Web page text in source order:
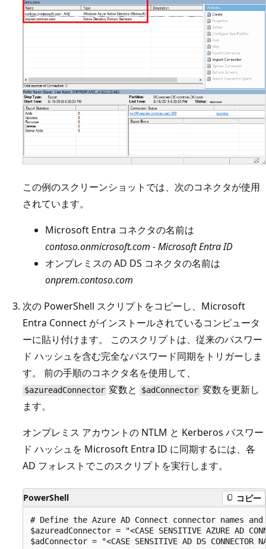
この例のスクリーンショットでは、次のコネクタが使用
されています。
Microsoft Entra コネクタの名前は
contoso.onmicrosoft.com - Microsoft Entra ID
オンプレミスの AD DS コネクタの名前は
onprem.contoso.com
次の PowerShell スクリプトをコピーし、Microsoft
Entra Connect がインストールされているコンピュータ
ーに貼り付けます。 このスクリプトは、従来のパスワー
ド ハッシュを含む完全なパスワード同期をトリガーしま
す。 前の手順のコネクタ名を使用して、
$azureadConnector 変数と $adConnector 変数を更新し
ます。
オンプレミス アカウントの NTLM と Kerberos パスワー
ド ハッシュを Microsoft Entra ID に同期するには、各
AD フォレストでこのスクリプトを実行します。
PowerShell コピー
# Define the Azure AD Connect connector names
$azureadConnector = "<CASE SENSITIVE AZURE AD
$adConnector = "<CASE SENSITIVE AD DS CONNECTOR